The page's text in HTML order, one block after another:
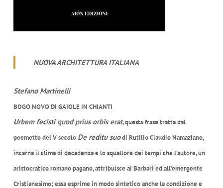
NUOVA ARCHITETTURA ITALIANA
Stefano Martinelli
BOGO NOVO DI GAIOLE IN CHIANTI
Urbem fecisti quod prius orbis erat, questa frase tratta dal
poemetto del V secolo De reditu suodi Rutilio Claudio Namaziano,
incarna il clima di decadenza e lo squallore dei tempi che l’autore, un
aristocratico romano pagano, attribuisce ai Barbari ed all’emergente
Cristianesimo; essa esprime in modo sintetico anche la condizione e